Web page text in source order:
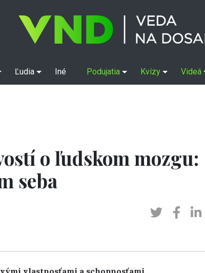
Ľudia Iné Podujatia Kvízy Videá
o ľudskom mozgu:
seba
vlastnosťami a schopnosťami.